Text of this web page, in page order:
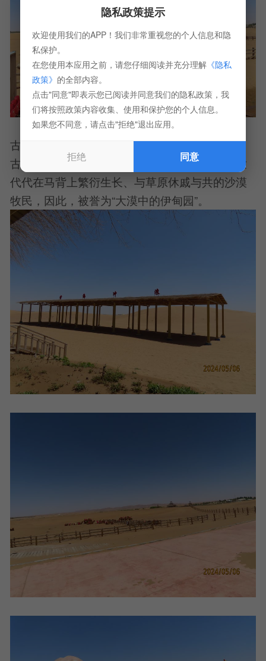
通湖草原是古丝绸之路北路要塞，古商道、
古盐道、大盛魁古驼道，还有古长城、古战场、
古买卖城遗址，流传千古的故事和传说以及世世
代代在马背上繁衍生长、与草原休戚与共的沙漠
牧民，因此，被誉为“大漠中的伊甸园”。
隐私政策提示
欢迎使用我们的APP！我们非常重视您的个人信息和隐
私保护。
在您使用本应用之前，请您仔细阅读并充分理解《隐私
政策》 的全部内容。
点击"同意"即表示您已阅读并同意我们的隐私政策，我
们将按照政策内容收集、使用和保护您的个人信息。
如果您不同意，请点击"拒绝"退出应用。
拒绝 同意